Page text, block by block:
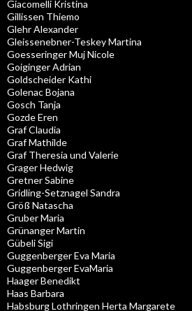
Giacomelli Kristina
Gillissen Thiemo
Glehr Alexander
Gleissenebner-Teskey Martina
Goesseringer Muj Nicole
Goiginger Adrian
Goldscheider Kathi
Golenac Bojana
Gosch Tanja
Gozde Eren
Graf Claudia
Graf Mathilde
Graf Theresia und Valerie
Grager Hedwig
Gretner Sabine
Gridling-Setznagel Sandra
Größ Natascha
Gruber Maria
Grünanger Martin
Gübeli Sigi
Guggenberger Eva Maria
Guggenberger EvaMaria
Haager Benedikt
Haas Barbara
Habsburg Lothringen Herta Margarete